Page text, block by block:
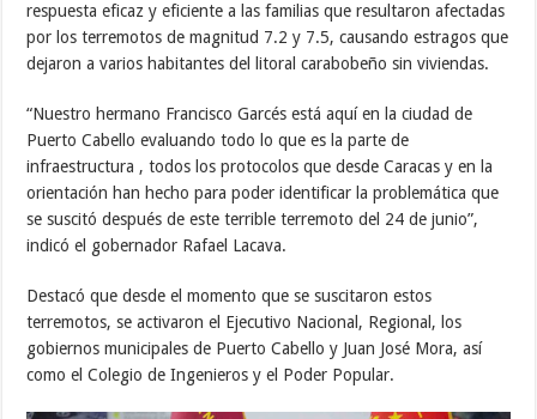
respuesta eficaz y eficiente a las familias que resultaron afectadas
por los terremotos de magnitud 7.2 y 7.5, causando estragos que
dejaron a varios habitantes del litoral carabobeño sin viviendas.
“Nuestro hermano Francisco Garcés está aquí en la ciudad de
Puerto Cabello evaluando todo lo que es la parte de
infraestructura , todos los protocolos que desde Caracas y en la
orientación han hecho para poder identificar la problemática que
se suscitó después de este terrible terremoto del 24 de junio”,
indicó el gobernador Rafael Lacava.
Destacó que desde el momento que se suscitaron estos
terremotos, se activaron el Ejecutivo Nacional, Regional, los
gobiernos municipales de Puerto Cabello y Juan José Mora, así
como el Colegio de Ingenieros y el Poder Popular.